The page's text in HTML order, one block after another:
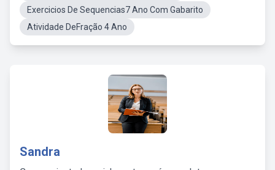
Exercicios De Sequencias7 Ano Com Gabarito
Atividade DeFração 4 Ano
Sandra